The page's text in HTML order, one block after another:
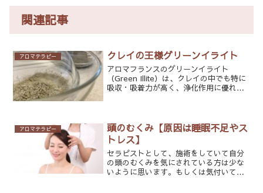
関連記事
アロマテラピー クレイの王様グリーンイライト
アロマフランスのグリーンイライト
（Green Illite）は、クレイの中でも特に
吸収・吸着力が高く、浄化作用に優れた
適しています。主...
アロマテラピー
頭のむくみ【原因は睡眠不足やス
トレス】
セラピストとして、施術をしていて自分
の頭のむくみを気にされている方は少な
いように思います。もしくは気付いてい